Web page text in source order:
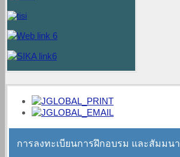
การลงทะเบียนการฝึกอบรม และสัมมนา